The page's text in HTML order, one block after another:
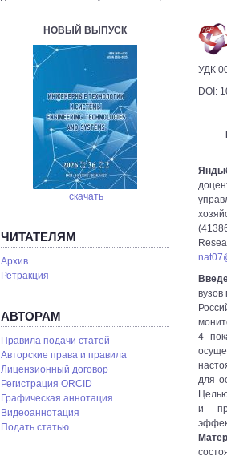
НОВЫЙ ВЫПУСК
скачать
ЧИТАТЕЛЯМ
Архив
Ретракция
АВТОРАМ
Правила подачи статей
Авторские права и правила
Лицензионный договор
Регистрация ORCID
Графическая аннотация
Видеоаннотация
Подать статью
УДК
DOI:
4
для
и